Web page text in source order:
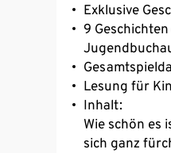
Exklusive
9
Lesung für
Inhalt:
Wie schön es
sich ganz